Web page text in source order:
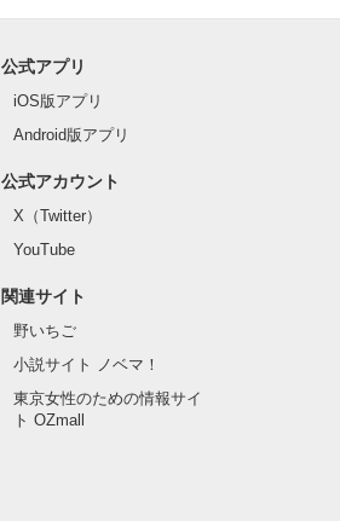
公式アプリ
iOS版アプリ
Android版アプリ
公式アカウント
X（Twitter）
YouTube
関連サイト
野いちご
小説サイト ノベマ！
東京女性のための情報サイ
ト OZmall